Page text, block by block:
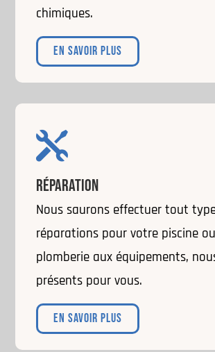
chimiques.
EN SAVOIR PLUS

RÉPARATION
Nous saurons effectuer tout
réparations pour votre piscine
plomberie aux équipements,
présents pour vous.
EN SAVOIR PLUS